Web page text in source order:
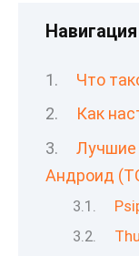
Что
Как
Лучшие
Андроид